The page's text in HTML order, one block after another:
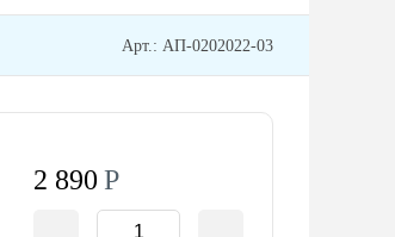
Арт.: АП-0202022-03
2 890 Р